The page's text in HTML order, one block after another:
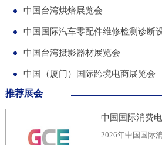
中国台湾烘焙展览会
中国国际汽车零配件维修检测诊断
中国台湾摄影器材展览会
中国（厦门）国际跨境电商展览会
推荐展会
中国国际消费
2026年中国国际